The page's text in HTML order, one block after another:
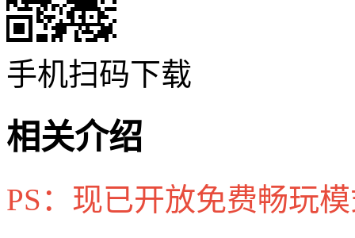
手机扫码下载
相关介绍
PS：现已开放免费畅玩